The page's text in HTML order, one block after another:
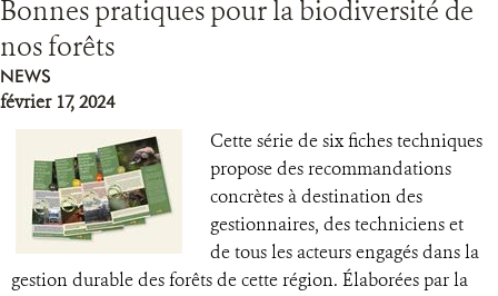
Bonnes pratiques pour la biodiversité de
nos forêts
NEWS
février 17, 2024
Cette série de six fiches techniques
propose des recommandations
concrètes à destination des
gestionnaires, des techniciens et
de tous les acteurs engagés dans la
gestion durable des forêts de cette région. Élaborées par la